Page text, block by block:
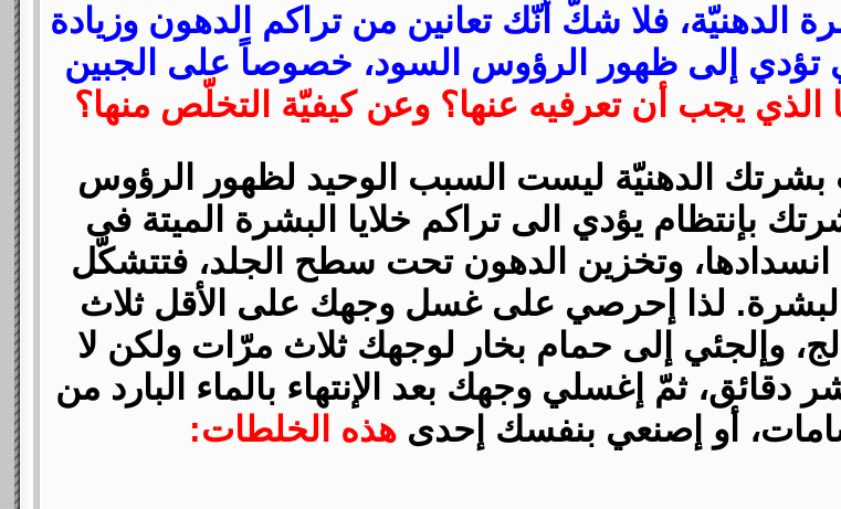
الدهنيّة، فلا شكّ أنّك تعانين من تراكم الدهون وزيادة
تؤدي إلى ظهور الرؤوس السود، خصوصاً على الجبين
الذي يجب أن تعرفيه عنها؟ وعن كيفيّة التخلّص منها؟
بشرتك الدهنيّة ليست السبب الوحيد لظهور الرؤوس
بإنتظام يؤدي الى تراكم خلايا البشرة الميتة فى
وتخزين الدهون تحت سطح الجلد، فتتشكّل
لذا إحرصي على غسل وجهك على الأقل ثلاث
وإلجئي إلى حمام بخار لوجهك ثلاث مرّات ولكن لا
دقائق، ثمّ إغسلي وجهك بعد الإنتهاء بالماء البارد من
أو إصنعي بنفسك إحدىهذه الخلطات: